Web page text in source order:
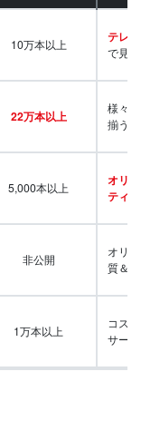
10万本以上 テレビ
で見
22万本以上
様々
揃う
5,000本以上
オリ
ティ
非公開
オリ
質＆
1万本以上
コス
サー